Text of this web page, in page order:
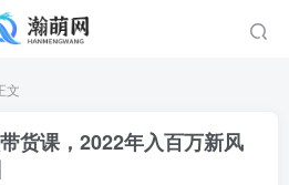
文
货课，2022年入百万新风